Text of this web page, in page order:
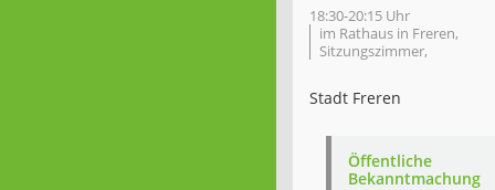
18:30-20:15 Uhr
im Rathaus in Freren,
Sitzungszimmer,
Stadt Freren
Öffentliche
Bekanntmachung